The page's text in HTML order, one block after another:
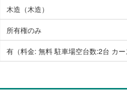
木造（木造）
所有権のみ
有（料金: 無料 駐車場空台数:2台 カー